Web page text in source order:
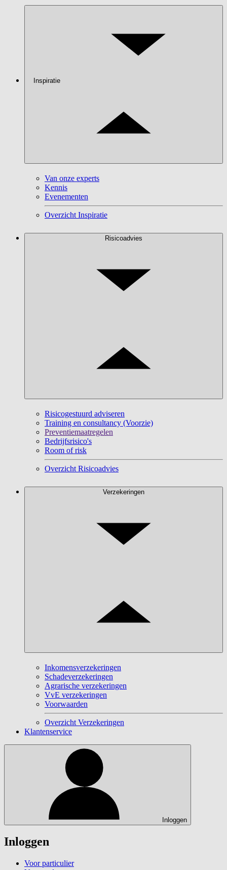
Inspiratie
Van onze experts
Kennis
Evenementen
Overzicht Inspiratie
Risicoadvies
Risicogestuurd adviseren
Training en consultancy (Voorzie)
Preventiemaatregelen
Bedrijfsrisico's
Room of risk
Overzicht Risicoadvies
Verzekeringen
Inkomensverzekeringen
Schadeverzekeringen
Agrarische verzekeringen
VvE verzekeringen
Voorwaarden
Overzicht Verzekeringen
Klantenservice
Inloggen
Inloggen
Voor particulier